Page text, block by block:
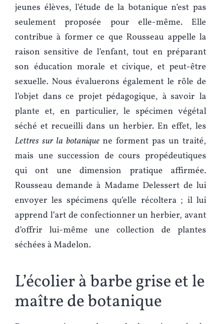
jeunes élèves, l’étude de la botanique n’est pas
seulement proposée pour elle-même. Elle
contribue à former ce que Rousseau appelle la
raison sensitive de l’enfant, tout en préparant
son éducation morale et civique, et peut-être
sexuelle. Nous évaluerons également le rôle de
l’objet dans ce projet pédagogique, à savoir la
plante et, en particulier, le spécimen végétal
séché et recueilli dans un herbier. En effet, les
Lettres sur la botanique ne forment pas un traité,
mais une succession de cours propédeutiques
qui ont une dimension pratique affirmée.
Rousseau demande à Madame Delessert de lui
envoyer les spécimens qu’elle récoltera ; il lui
apprend l’art de confectionner un herbier, avant
d’offrir lui-même une collection de plantes
séchées à Madelon.
L’écolier à barbe grise et le
maître de botanique